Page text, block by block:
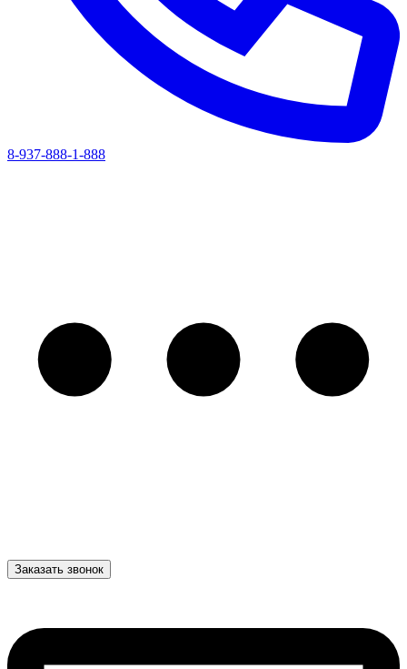
8-937-888-1-888
Заказать звонок